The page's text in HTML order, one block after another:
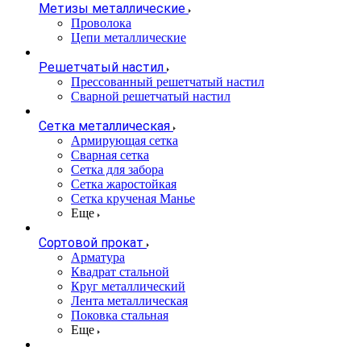
Метизы металлические
Проволока
Цепи металлические
Решетчатый настил
Прессованный решетчатый настил
Сварной решетчатый настил
Сетка металлическая
Армирующая сетка
Сварная сетка
Сетка для забора
Сетка жаростойкая
Сетка крученая Манье
Еще
Сортовой прокат
Арматура
Квадрат стальной
Круг металлический
Лента металлическая
Поковка стальная
Еще